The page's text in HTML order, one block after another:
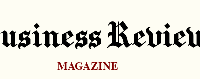
Usiness
MAGAZINE